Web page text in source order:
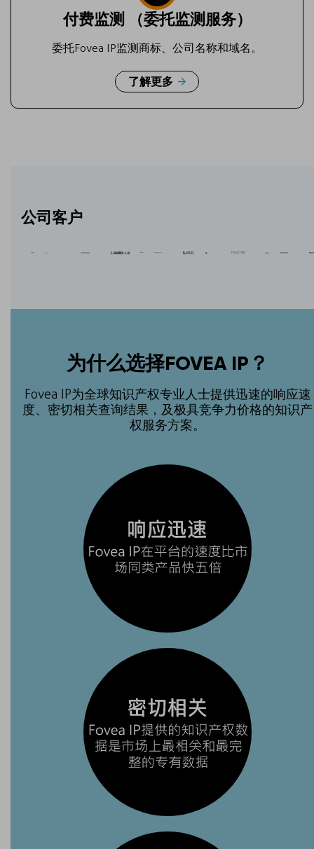
付费监测 （委托监测服务）
委托Fovea IP监测商标、公司名称和域名。
了解更多
公司客户
为什么选择FOVEA IP？
Fovea IP为全球知识产权专业人士提供迅速的响应速
度、密切相关查询结果，及极具竞争力价格的知识产
权服务方案。